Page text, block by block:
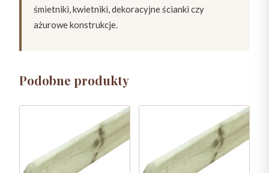
śmietniki, kwietniki, dekoracyjne ścianki czy
ażurowe konstrukcje.
Podobne produkty